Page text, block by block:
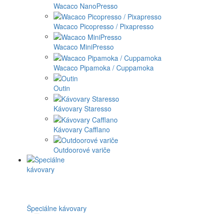
Wacaco NanoPresso
Wacaco Picopresso / Pixapresso
Wacaco MiniPresso
Wacaco Pipamoka / Cuppamoka
Outin
Kávovary Staresso
Kávovary Cafflano
Outdoorové variče
Špeciálne kávovary